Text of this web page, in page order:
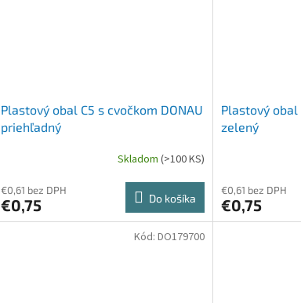
Plastový obal C5 s cvočkom DONAU
priehľadný
Skladom (>100 KS)
€0,61 bez DPH
€0,75 Do košíka
Plastový obal
zelený
€0,61 bez DPH
€0,75
Kód: DO179700